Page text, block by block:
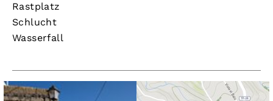
Rastplatz
Schlucht
Wasserfall